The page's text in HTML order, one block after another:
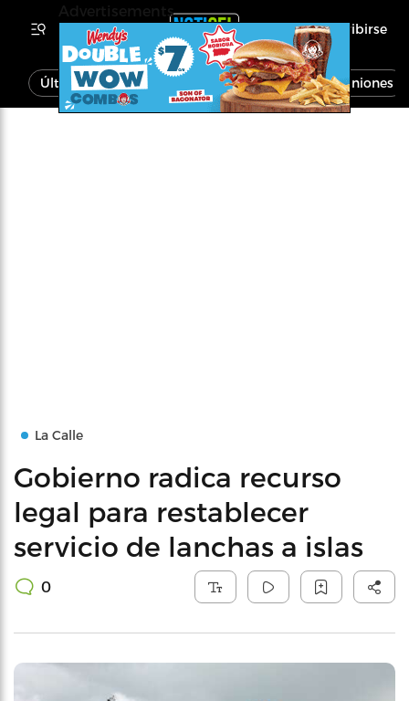
Inscribirse
Última Hora Noticias Economía Opiniones
La Calle
Gobierno radica recurso
legal para restablecer
servicio de lanchas a islas
0
Advertisements